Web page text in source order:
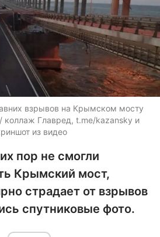
взрывов на Крымском мосту
коллаж Главред, t.me/kazansky и
из видео
пор не смогли
Крымский мост,
страдает от взрывов
спутниковые фото.